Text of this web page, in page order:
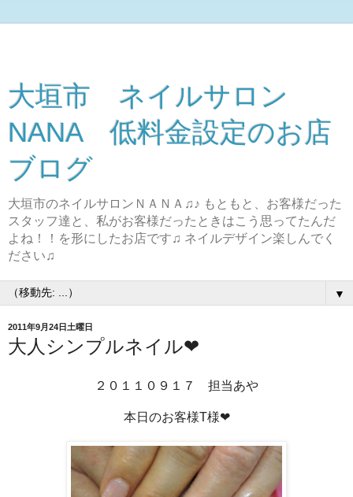
大垣市 ネイルサロン
NANA 低料金設定のお店
ブログ
大垣市のネイルサロンＮＡＮＡ♫♪ もともと、お客様だった
スタッフ達と、私がお客様だったときはこう思ってたんだ
よね！！を形にしたお店です♫ ネイルデザイン楽しんでく
ださい♫
▼
2011年9月24日土曜日
大人シンプルネイル❤
２０１１０９１７ 担当あや
本日のお客様T様❤